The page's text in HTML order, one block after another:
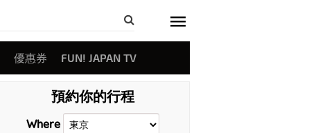
優惠券 FUN! JAPAN TV
預約你的行程
Where